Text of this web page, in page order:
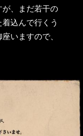
が、まだ若干の
込んで行くう
いますので、